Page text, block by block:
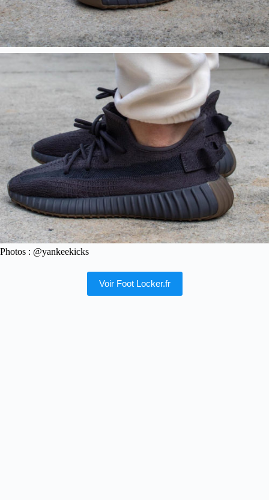
Photos : @yankeekicks
Voir Foot Locker.fr